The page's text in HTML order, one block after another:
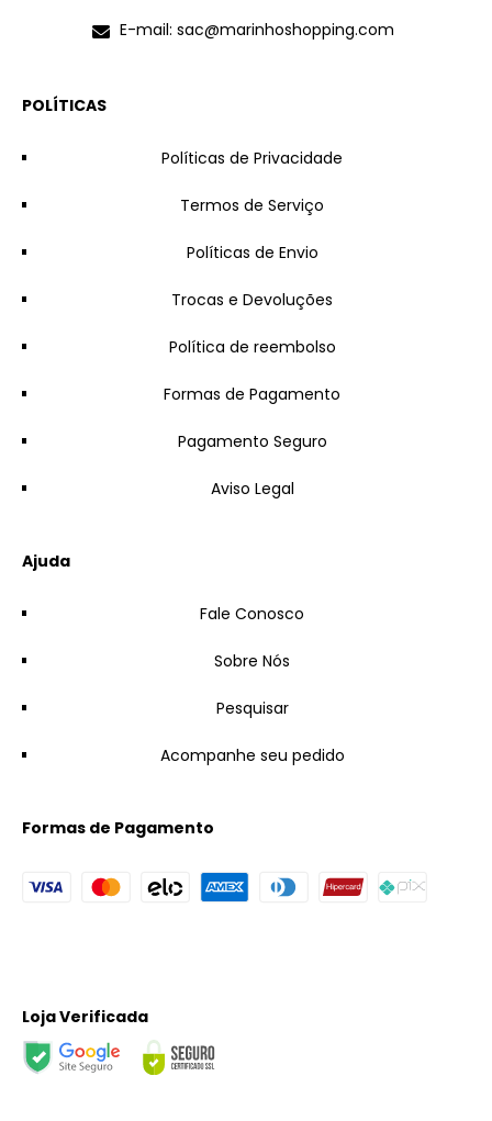
E-mail: sac@marinhoshopping.com
POLÍTICAS
Políticas de Privacidade
Termos de Serviço
Políticas de Envio
Trocas e Devoluções
Política de reembolso
Formas de Pagamento
Pagamento Seguro
Aviso Legal
Ajuda
Fale Conosco
Sobre Nós
Pesquisar
Acompanhe seu pedido
Formas de Pagamento
Loja Verificada